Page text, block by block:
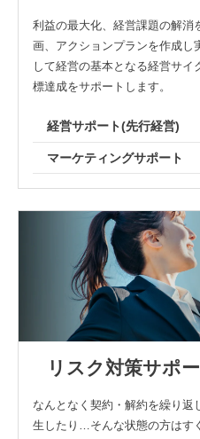
利益の最大化、経営課題の解消
画、アクションプランを作成し
して経営の基本となる経営サイ
標達成をサポートします。
経営サポート(先行経営)
マーケティングサポート
リスク対策サポ
なんとなく契約・解約を繰り返
生したり…そんな状態の方はす